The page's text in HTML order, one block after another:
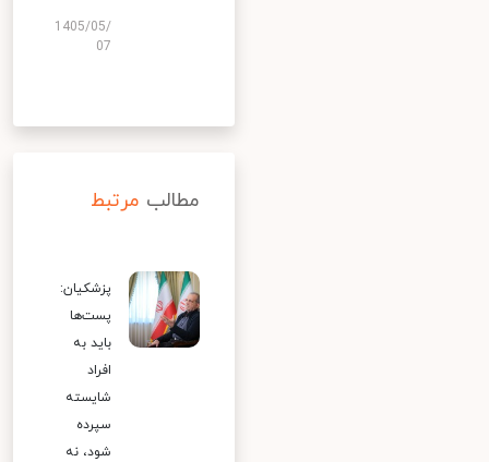
1405/05/
07
مطالب مرتبط
پزشکیان:
پست‌ها
باید به
افراد
شایسته
سپرده
شود، نه